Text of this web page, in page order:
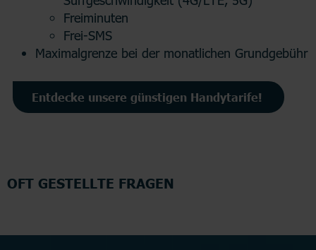
Freiminuten
Frei-SMS
Maximalgrenze bei der monatlichen Grundgebühr
Entdecke unsere günstigen Handytarife!
OFT GESTELLTE FRAGEN